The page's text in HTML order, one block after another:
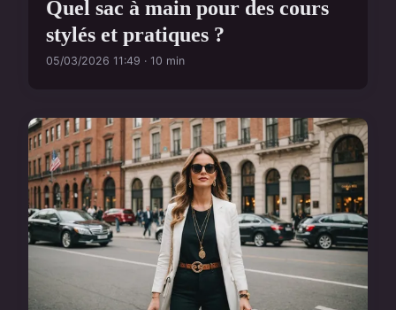
Quel sac à main pour des cours
stylés et pratiques ?
05/03/2026 11:49 · 10 min